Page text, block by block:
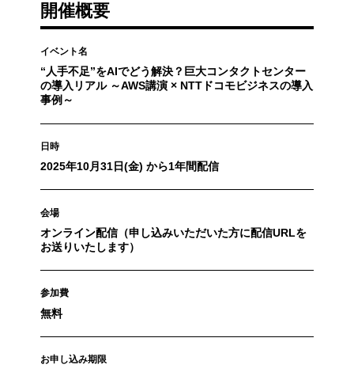
開催概要
イベント名
“人手不足”をAIでどう解決？巨大コンタクトセンター
の導入リアル ～AWS講演 × NTTドコモビジネスの導入
事例～
日時
2025年10月31日(金) から1年間配信
会場
オンライン配信（申し込みいただいた方に配信URLを
お送りいたします）
参加費
無料
お申し込み期限